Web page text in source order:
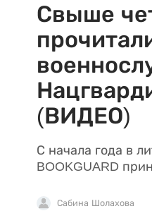
Свыше
(ВИДЕО)
С начала года в
BOOKGUARD
Сабина Шолахова